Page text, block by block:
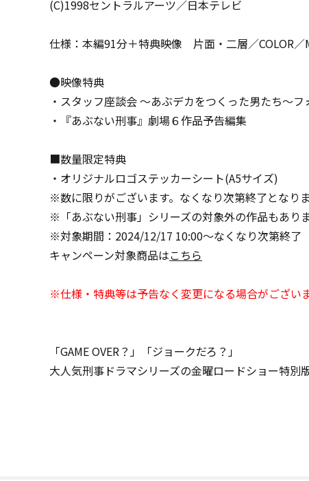
(C)1998セントラルアーツ／日本テレビ
仕様：本編91分＋特典映像 片面・二層／COLOR
●映像特典
・スタッフ座談会 ～あぶデカをつくった男たち～
・『あぶない刑事』劇場６作品予告編集
■数量限定特典
・オリジナルロゴステッカーシート(A5サイズ)
※数に限りがございます。なくなり次第終了となり
※「あぶない刑事」シリーズの対象外の作品もありま
※対象期間：2024/12/17 10:00～なくなり次第終了
キャンペーン対象商品はこちら
※仕様・特典等は予告なく変更になる場合がござい
「GAME OVER？」「ジョークだろ？」
大人気刑事ドラマシリーズの金曜ロードショー特別